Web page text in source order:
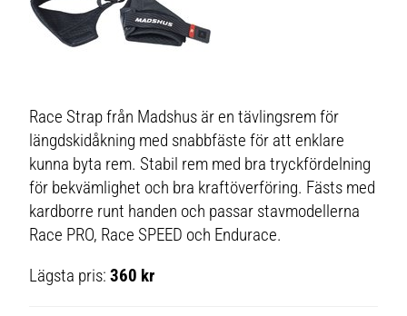
Race Strap från Madshus är en tävlingsrem för
längdskidåkning med snabbfäste för att enklare
kunna byta rem. Stabil rem med bra tryckfördelning
för bekvämlighet och bra kraftöverföring. Fästs med
kardborre runt handen och passar stavmodellerna
Race PRO, Race SPEED och Endurace.
Lägsta pris:360 kr